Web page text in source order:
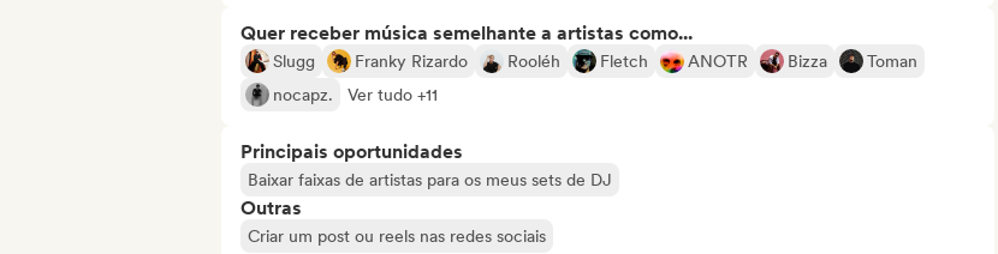
Quer receber música semelhante a artistas como...
Slugg Franky Rizardo Rooléh Fletch ANOTR Bizza
Toman
nocapz.
Ver tudo +11
Principais oportunidades
Baixar faixas de artistas para os meus sets de DJ
Outras
Criar um post ou reels nas redes sociais